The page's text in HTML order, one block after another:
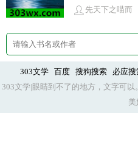
什么我毕业论文还
题。清醒一点后
须弥城。买下了
示】>不考据，会
——不如打游戏
觉，沉迷游戏的
【系统提示】：
示】：因为您不
的名字。 清水
己啊？ 清水早
成为了联邦不会
合对方的模样
但是当他来到帝
尔居然和他匹配
爬出地狱蜘蛛丝
第一家族的继承
先天下之喵而
303文学 百度 搜狗搜索 必应搜
303文学|眼睛到不了的地方，文字可
美